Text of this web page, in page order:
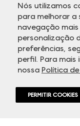
Nós utilizamos
para melhorar a
navegação
personalização
preferências,
perfil. Para
nossa Política
PERMITIR COOKIES
© Copyright 2000-
promoções e
Em
Horário de